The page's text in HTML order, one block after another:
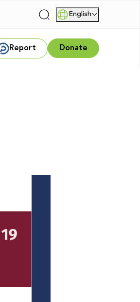
| English
Report Donate